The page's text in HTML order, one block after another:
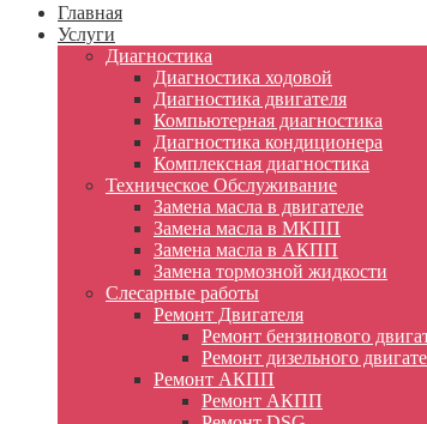
Главная
Услуги
Диагностика
Диагностика ходовой
Диагностика двигателя
Компьютерная диагностика
Диагностика кондиционера
Комплексная диагностика
Техническое Обслуживание
Замена масла в двигателе
Замена масла в МКПП
Замена масла в АКПП
Замена тормозной жидкости
Слесарные работы
Ремонт Двигателя
Ремонт бензинового
Ремонт дизельного
Ремонт АКПП
Ремонт АКПП